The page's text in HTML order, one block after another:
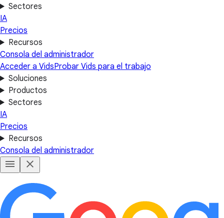
Sectores
IA
Precios
Recursos
Consola del administrador
Acceder a VidsProbar Vids para el trabajo
Soluciones
Productos
Sectores
IA
Precios
Recursos
Consola del administrador